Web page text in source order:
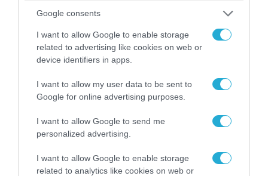
Google consents
I want to allow Google to enable storage
related to advertising like cookies on web or
device identifiers in apps.
I want to allow my user data to be sent to
Google for online advertising purposes.
I want to allow Google to send me
personalized advertising.
I want to allow Google to enable storage
related to analytics like cookies on web or
07.08.2026 | 18:02
«Κεραυνοί» της ρωσικής Βοστόκ κατέκαψαν
Αμερικανούς μισθοφόρους – Δείτε βίντεο